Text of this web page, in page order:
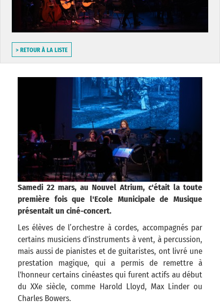
> RETOUR À LA LISTE
Samedi 22 mars, au Nouvel Atrium, c'était la toute
première fois que l'Ecole Municipale de Musique
présentait un ciné-concert.
Les élèves de l’orchestre à cordes, accompagnés par
certains musiciens d'instruments à vent, à percussion,
mais aussi de pianistes et de guitaristes, ont livré une
prestation magique, qui a permis de remettre à
l'honneur certains cinéastes qui furent actifs au début
du XXe siècle, comme Harold Lloyd, Max Linder ou
Charles Bowers.